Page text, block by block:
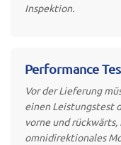
Inspektion.
Performance
Vor der Lieferung
einen Leistungstest
vorne und
omnidirektionales